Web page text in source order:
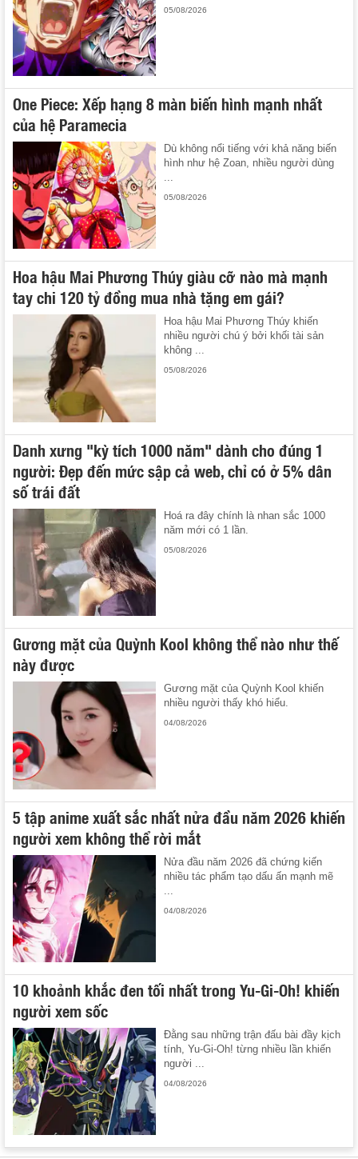
05/08/2026
One Piece: Xếp hạng 8 màn biến hình mạnh nhất
của hệ Paramecia
Dù không nổi tiếng với khả năng biến
hình như hệ Zoan, nhiều người dùng
05/08/2026
Hoa hậu Mai Phương Thúy giàu cỡ nào mà mạnh
tay chi 120 tỷ đồng mua nhà tặng em gái?
Hoa hậu Mai Phương Thúy khiến
nhiều người chú ý bởi khối tài sản
không ...
05/08/2026
Danh xưng "kỳ tích 1000 năm" dành cho đúng 1
người: Đẹp đến mức sập cả web, chỉ có ở 5% dân
số trái đất
Hoá ra đây chính là nhan sắc 1000
năm mới có 1 lần.
05/08/2026
Gương mặt của Quỳnh Kool không thể nào như thế
này được
Gương mặt của Quỳnh Kool khiến
nhiều người thấy khó hiểu.
04/08/2026
5 tập anime xuất sắc nhất nửa đầu năm 2026 khiến
người xem không thể rời mắt
Nửa đầu năm 2026 đã chứng kiến
nhiều tác phẩm tạo dấu ấn mạnh mẽ
04/08/2026
10 khoảnh khắc đen tối nhất trong Yu-Gi-Oh! khiến
người xem sốc
Đằng sau những trận đấu bài đầy kịch
tính, Yu-Gi-Oh! từng nhiều lần khiến
người ...
04/08/2026